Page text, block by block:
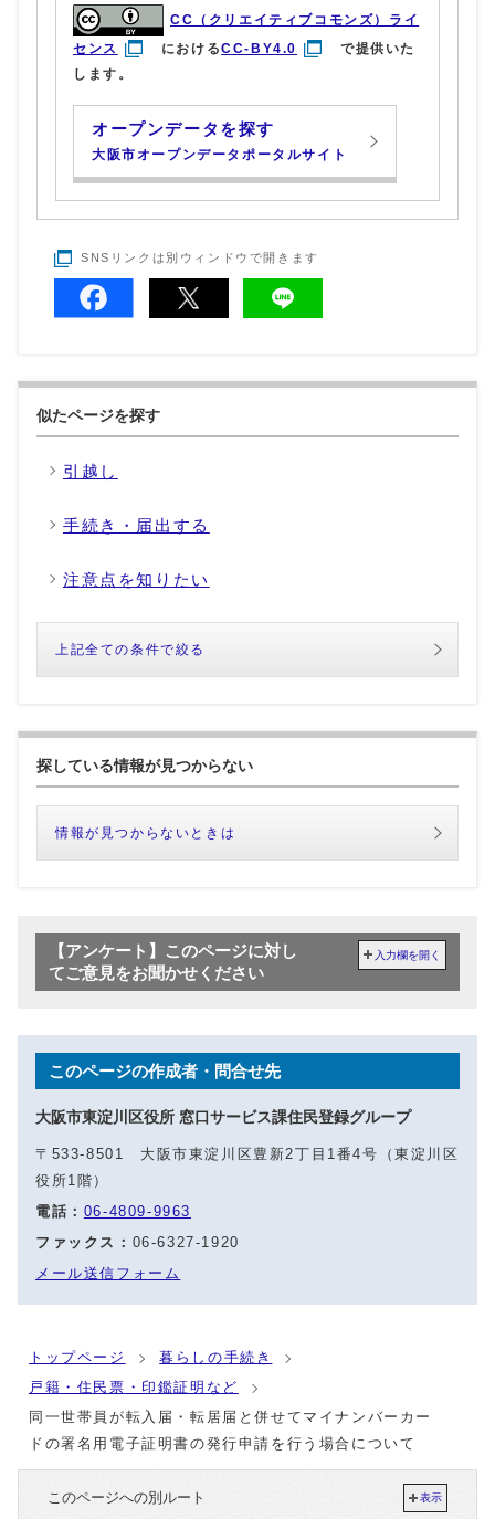
CC（クリエイティブコモンズ）ライ
センス
におけるCC-BY4.0
で提供いた
します。
オープンデータを探す
大阪市オープンデータポータルサイト
SNSリンクは別ウィンドウで開きます
似たページを探す
引越し
手続き・届出する
注意点を知りたい
上記全ての条件で絞る
探している情報が見つからない
情報が見つからないときは
【アンケート】このページに対し
てご意見をお聞かせください
入力欄を開く
このページの作成者・問合せ先
大阪市東淀川区役所 窓口サービス課住民登録グループ
〒533-8501 大阪市東淀川区豊新2丁目1番4号（東淀川区
役所1階）
電話： 06-4809-9963
ファックス： 06-6327-1920
メール送信フォーム
トップページ
暮らしの手続き
戸籍・住民票・印鑑証明など
同一世帯員が転入届・転居届と併せてマイナンバーカー
ドの署名用電子証明書の発行申請を行う場合について
このページへの別ルート 表示